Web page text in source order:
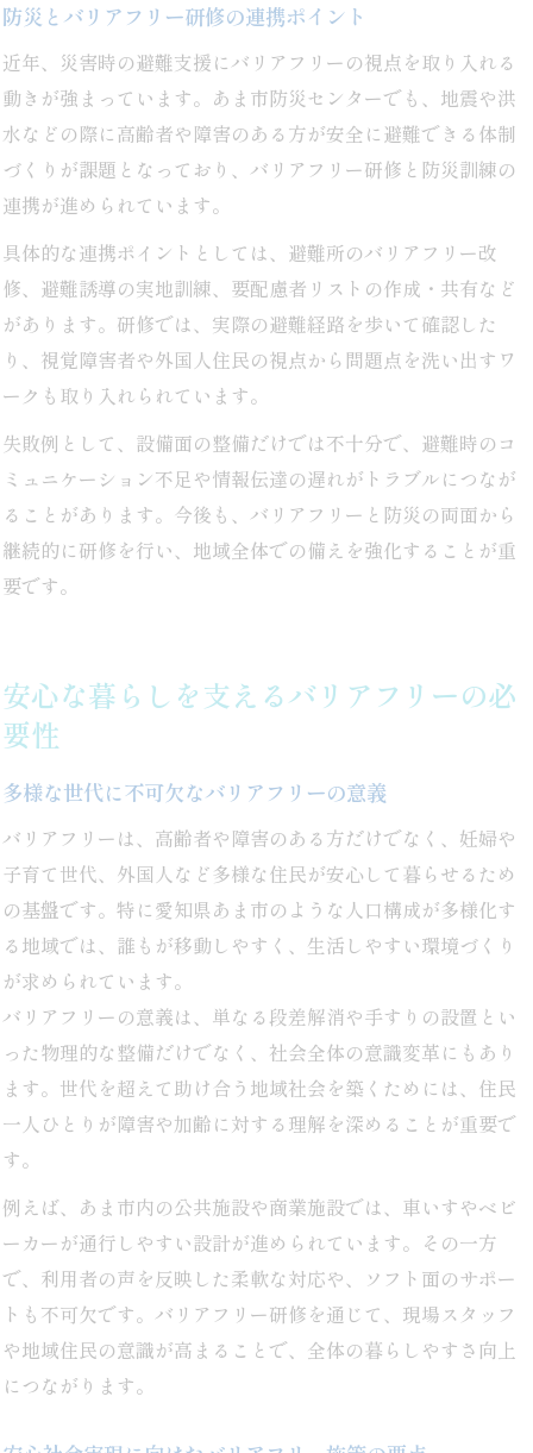
防災とバリアフリー研修の連携ポイント
近年、災害時の避難支援にバリアフリーの視点を取り入れる
動きが強まっています。あま市防災センターでも、地震や洪
水などの際に高齢者や障害のある方が安全に避難できる体制
づくりが課題となっており、バリアフリー研修と防災訓練の
連携が進められています。
具体的な連携ポイントとしては、避難所のバリアフリー改
修、避難誘導の実地訓練、要配慮者リストの作成・共有など
があります。研修では、実際の避難経路を歩いて確認した
り、視覚障害者や外国人住民の視点から問題点を洗い出すワ
ークも取り入れられています。
失敗例として、設備面の整備だけでは不十分で、避難時のコ
ミュニケーション不足や情報伝達の遅れがトラブルにつなが
ることがあります。今後も、バリアフリーと防災の両面から
継続的に研修を行い、地域全体での備えを強化することが重
要です。
安心な暮らしを支えるバリアフリーの必
要性
多様な世代に不可欠なバリアフリーの意義
バリアフリーは、高齢者や障害のある方だけでなく、妊婦や
子育て世代、外国人など多様な住民が安心して暮らせるため
の基盤です。特に愛知県あま市のような人口構成が多様化す
る地域では、誰もが移動しやすく、生活しやすい環境づくり
が求められています。
バリアフリーの意義は、単なる段差解消や手すりの設置とい
った物理的な整備だけでなく、社会全体の意識変革にもあり
ます。世代を超えて助け合う地域社会を築くためには、住民
一人ひとりが障害や加齢に対する理解を深めることが重要で
す。
例えば、あま市内の公共施設や商業施設では、車いすやベビ
ーカーが通行しやすい設計が進められています。その一方
で、利用者の声を反映した柔軟な対応や、ソフト面のサポー
トも不可欠です。バリアフリー研修を通じて、現場スタッフ
や地域住民の意識が高まることで、全体の暮らしやすさ向上
につながります。